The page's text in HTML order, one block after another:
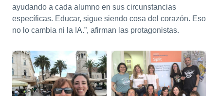
ayudando a cada alumno en sus circunstancias
específicas. Educar, sigue siendo cosa del corazón. Eso
no lo cambia ni la IA.”, afirman las protagonistas.